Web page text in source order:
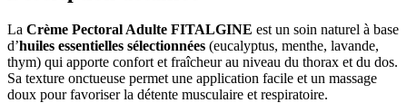
La Crème Pectoral Adulte FITALGINE est un soin naturel à base
d’huiles essentielles sélectionnées (eucalyptus, menthe, lavande,
thym) qui apporte confort et fraîcheur au niveau du thorax et du dos.
Sa texture onctueuse permet une application facile et un massage
doux pour favoriser la détente musculaire et respiratoire.